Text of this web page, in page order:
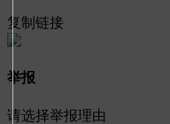
复制链接
举报
请选择举报理由